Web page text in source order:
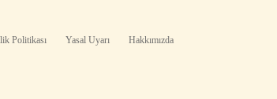
Politikası Yasal Uyarı Hakkımızda